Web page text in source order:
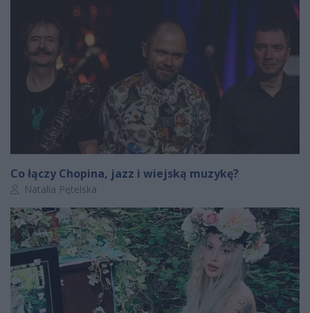
Co łączy Chopina, jazz i wiejską muzykę?
Autor artykułu:
Natalia Pętelska